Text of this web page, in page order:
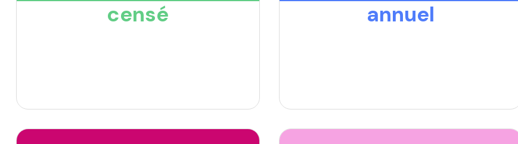
censé annuel